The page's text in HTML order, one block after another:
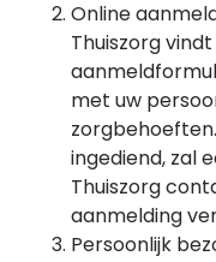
Online
Thuiszorg
met uw
ingediend, zal
Thuiszorg
aanmelding
Persoonlijk